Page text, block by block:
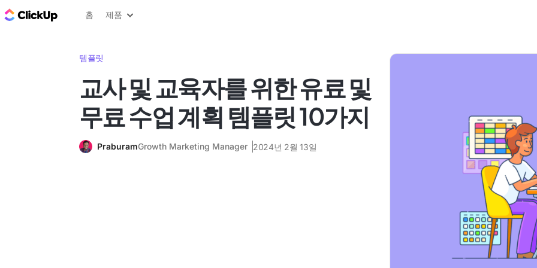
ClickUp 블로그
홈 제품
템플릿
교사 및 교육자를 위한 유료 및
무료 수업 계획 템플릿 10가지
PraburamGrowth Marketing Manager 2024년 2월 13일